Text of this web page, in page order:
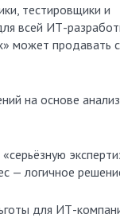
тестировщики и
всей ИТ-
может продавать
на основе
— логичное
для ИТ-